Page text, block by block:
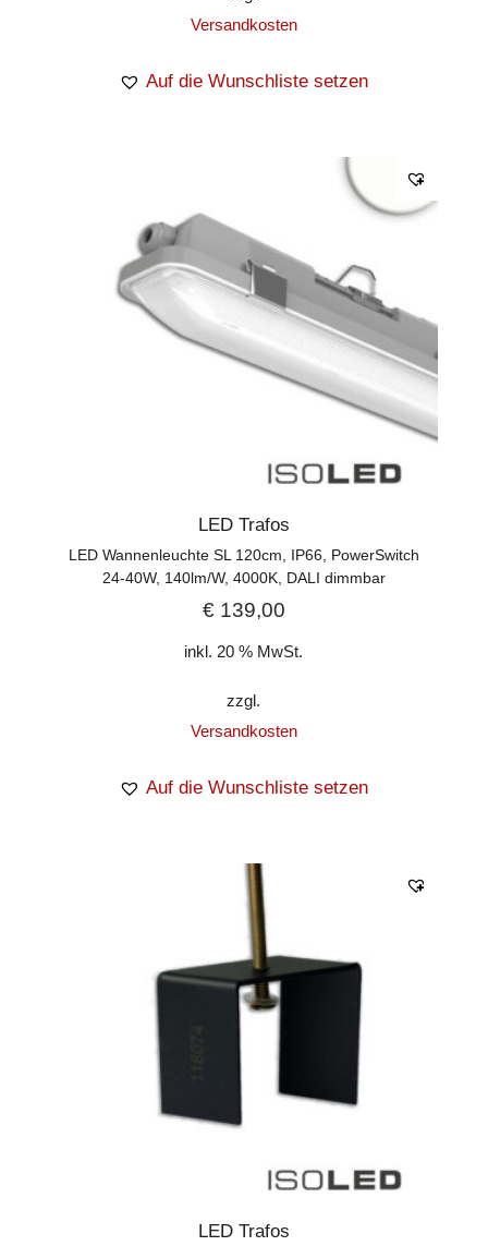
Versandkosten
Auf die Wunschliste setzen
LED Trafos
LED Wannenleuchte SL 120cm, IP66, PowerSwitch
24-40W, 140lm/W, 4000K, DALI dimmbar
€139,00
inkl. 20 % MwSt.
zzgl.
Versandkosten
Auf die Wunschliste setzen
LED Trafos